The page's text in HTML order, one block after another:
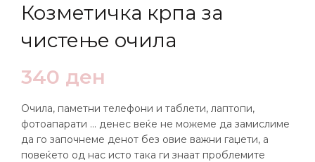
Козметичка крпа за
чистење очила
340 ден
Очила, паметни телефони и таблети, лаптопи,
фотоапарати … денес веќе не можеме да замислиме
да го започнеме денот без овие важни гаџети, а
повеќето од нас исто така ги знаат проблемите